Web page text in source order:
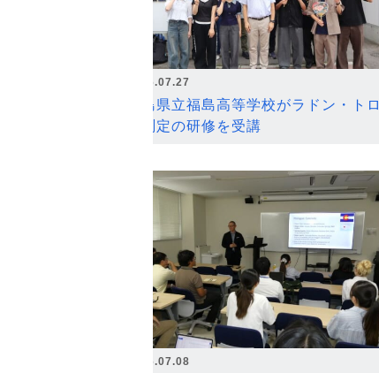
2026.07.27
福島県立福島高等学校がラドン・トロ
ン測定の研修を受講
2026.07.08